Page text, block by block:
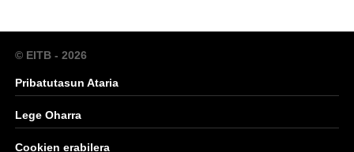
© EITB - 2026
Pribatutasun Ataria
Lege Oharra
Cookien erabilera